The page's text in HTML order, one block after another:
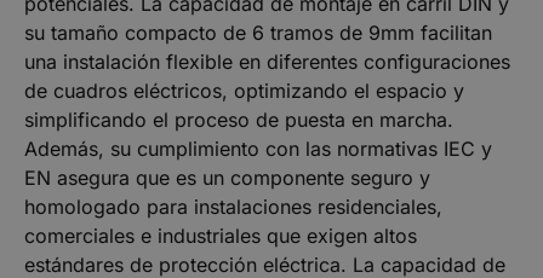
su tamaño compacto de 6 tramos de 9mm facilitan
una instalación flexible en diferentes configuraciones
de cuadros eléctricos, optimizando el espacio y
simplificando el proceso de puesta en marcha.
Además, su cumplimiento con las normativas IEC y
EN asegura que es un componente seguro y
homologado para instalaciones residenciales,
comerciales e industriales que exigen altos
estándares de protección eléctrica. La capacidad de